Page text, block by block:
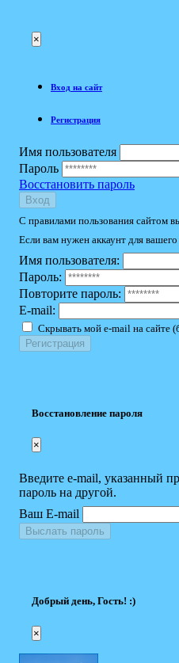
×
Вход на сайт
Регистрация
Имя пользователя
Пароль
Восстановить пароль
Вход
С правилами пользования сайтом
Если вам нужен аккаунт для
Имя пользователя:
Пароль:
Повторите пароль:
E-mail:
Скрывать мой e-mail на сайте
Восстановление пароля
×
Введите e-mail, указанный
пароль на другой.
Ваш E-mail
Выслать пароль
Добрый день, Гость! :)
×